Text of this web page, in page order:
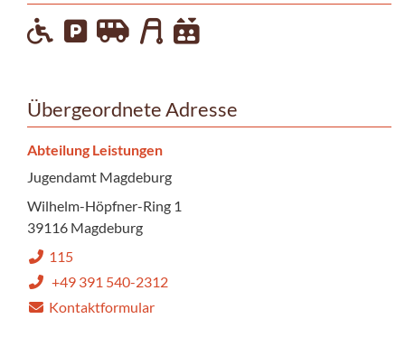
Übergeordnete Adresse
Abteilung Leistungen
Jugendamt Magdeburg
Wilhelm-Höpfner-Ring 1
39116 Magdeburg
115
+49 391 540-2312
Kontaktformular